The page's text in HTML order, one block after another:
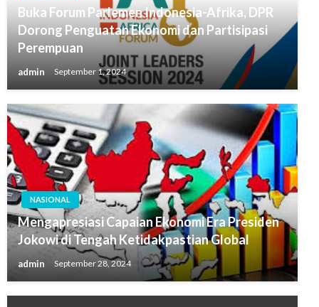
Buka Forum Parlemen Indonesia-Afrika, DPR
Dorong Penguatan Ekonomi dan Partisipasi
Perempuan
admin September 1, 2024
NASIONAL
Mengapresiasi Capaian Ekonomi Era Presiden
Jokowi di Tengah Ketidakpastian Global
admin September 28, 2024